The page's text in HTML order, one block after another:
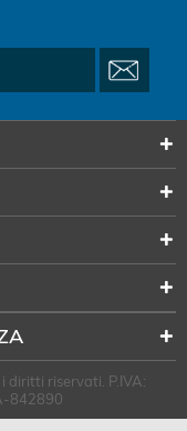
diritti riservati. P.IVA:
842890